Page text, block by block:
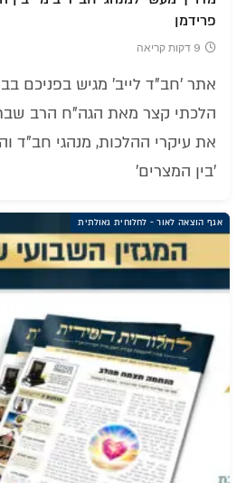
פרידמן
9 דקות קריאה
אתר 'חב"ד לייב' מגיש בפניכם
הלכתי קצר מאת הגה"ח הרב
את עיקרי ההלכות, מנהגי חב"ד
'בין המצרים'
אגף הוצאה לאור - לחלוחית גאולתית